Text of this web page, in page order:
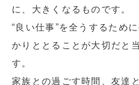
に、大きくなるものです。
“良い仕事”を全うするため
かりととることが大切だと
す。
家族との過ごす時間、友達